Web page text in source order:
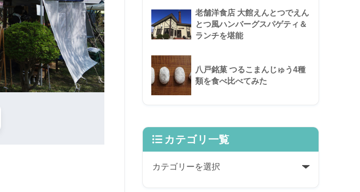
老舗洋食店 大館えんとつでえん
とつ風ハンバーグスパゲティ＆
ランチを堪能
八戸銘菓 つるこまんじゅう4種
類を食べ比べてみた
カテゴリ一覧